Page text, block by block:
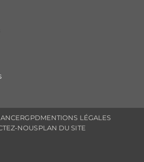
RGPDMENTIONS LÉGALES
NOUSPLAN DU SITE